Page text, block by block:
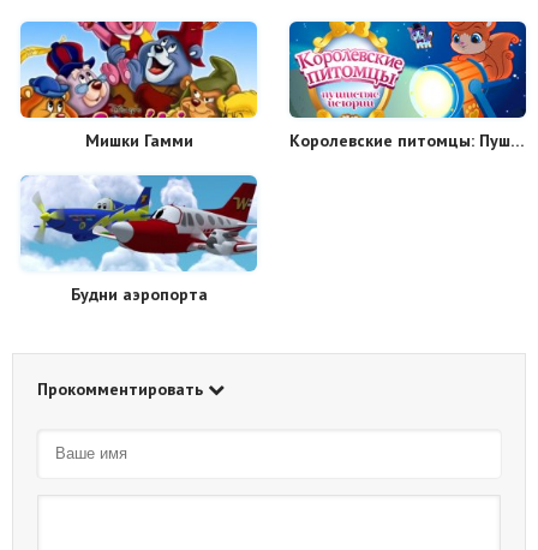
Мишки Гамми Королевские питомцы: Пушистые истории
Будни аэропорта
Прокомментировать